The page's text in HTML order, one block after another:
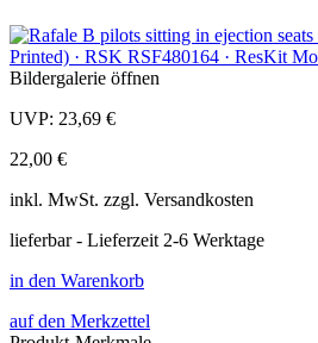
Bildergalerie öffnen
UVP: 23,69 €
22,00 €
inkl. MwSt. zzgl. Versandkosten
lieferbar - Lieferzeit 2-6 Werktage
in den Warenkorb
auf den Merkzettel